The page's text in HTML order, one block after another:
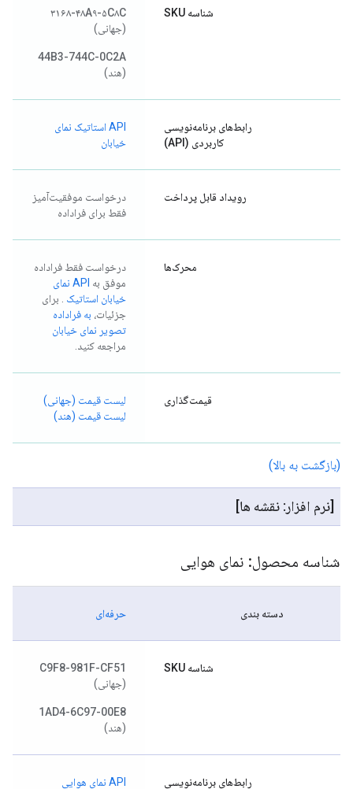
شناسه SKU
۳۱۶۸-۴۸A۹-۵C۸C
(جهانی)
44B3-744C-0C2A
(هند)
رابط‌های برنامه‌نویسی
کاربردی (API)
API استاتیک نمای
خیابان
رویداد قابل پرداخت
درخواست موفقیت‌آمیز
فقط برای فراداده
محرک‌ها
درخواست فقط فراداده
موفق به
API نمای
خیابان استاتیک . برای
جزئیات، به فراداده
تصویر نمای خیابان
مراجعه کنید.
قیمت‌گذاری
لیست قیمت (جهانی)
لیست قیمت (هند)
(بازگشت به بالا)
[نرم افزار: نقشه ها]
شناسه محصول: نمای هوایی
دسته بندی حرفه‌ای
شناسه SKU
C9F8-981F-CF51
(جهانی)
1AD4-6C97-00E8
(هند)
رابط‌های برنامه‌نویسی
API نمای هوایی